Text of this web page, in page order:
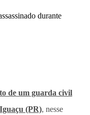
de um guarda civil
(PR), nesse